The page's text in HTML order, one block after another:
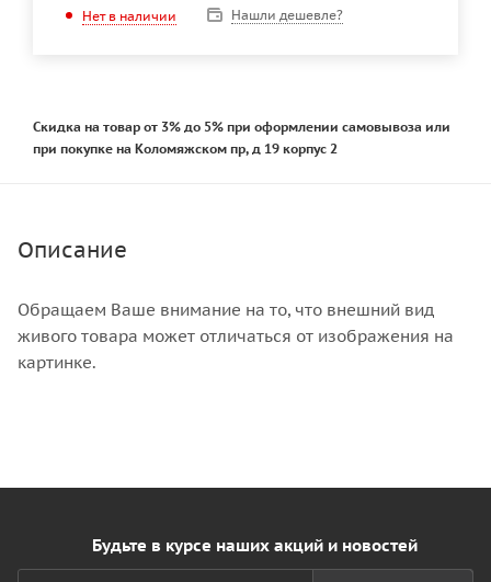
Нет в наличии Нашли дешевле?
Скидка на товар от 3% до 5% при оформлении самовывоза или
при покупке на Коломяжском пр, д 19 корпус 2
Описание
Обращаем Ваше внимание на то, что внешний вид
живого товара может отличаться от изображения на
картинке.
Будьте в курсе наших акций и новостей